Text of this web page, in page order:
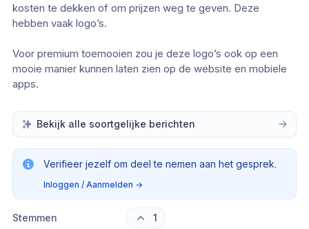
kosten te dekken of om prijzen weg te geven. Deze
hebben vaak logo’s.
Voor premium toernooien zou je deze logo’s ook op een
mooie manier kunnen laten zien op de website en mobiele
apps.
Bekijk alle soortgelijke berichten
Verifieer jezelf om deel te nemen aan het gesprek.
Inloggen / Aanmelden →
Stemmen 1